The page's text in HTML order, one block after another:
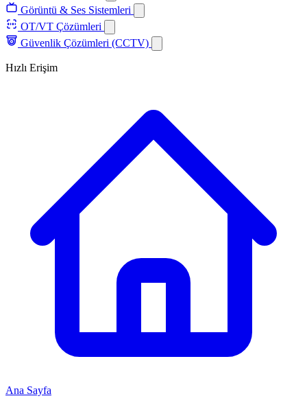
Görüntü & Ses Sistemleri
OT/VT Çözümleri
Güvenlik Çözümleri (CCTV)
Hızlı Erişim
Ana Sayfa